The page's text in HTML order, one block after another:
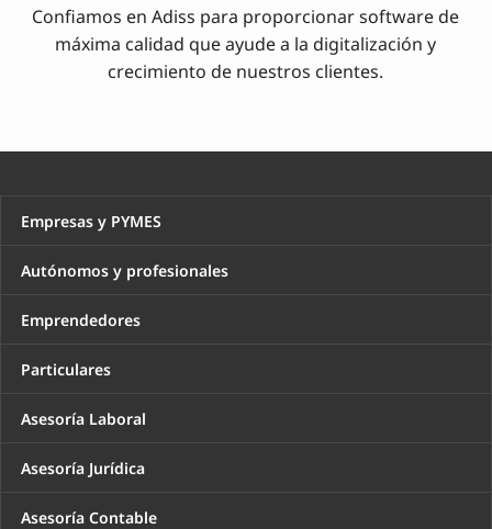
Confiamos en Adiss para proporcionar software de
máxima calidad que ayude a la digitalización y
crecimiento de nuestros clientes.
Empresas y PYMES
Autónomos y profesionales
Emprendedores
Particulares
Asesoría Laboral
Asesoría Jurídica
Asesoría Contable